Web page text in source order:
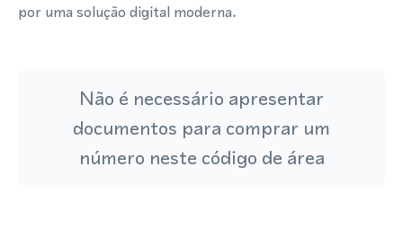
por uma solução digital moderna.
Não é necessário apresentar
documentos para comprar um
número neste código de área